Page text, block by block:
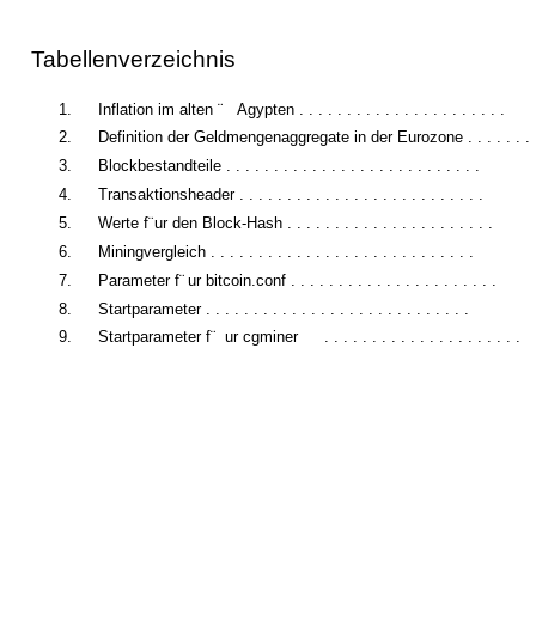
Tabellenverzeichnis
1. Inflation im alten ¨
Agypten . . . . . . . . . . . . . . . . . . . . . .
2.
Definition der Geldmengenaggregate in der Eurozone . . . . . . .
3.
Blockbestandteile . . . . . . . . . . . . . . . . . . . . . . . . . . .
4.
Transaktionsheader . . . . . . . . . . . . . . . . . . . . . . . . . .
5.
Werte f¨ur den Block-Hash . . . . . . . . . . . . . . . . . . . . . .
6.
Miningvergleich . . . . . . . . . . . . . . . . . . . . . . . . . . . .
7.
Parameter f¨ ur bitcoin.conf . . . . . . . . . . . . . . . . . . . . . .
8.
Startparameter . . . . . . . . . . . . . . . . . . . . . . . . . . . .
9.
Startparameter f¨ ur cgminer . . . . . . . . . . . . . . . . . . . . .